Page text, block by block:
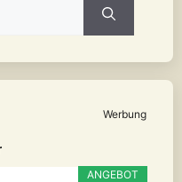
Werbung
ANGEBOT